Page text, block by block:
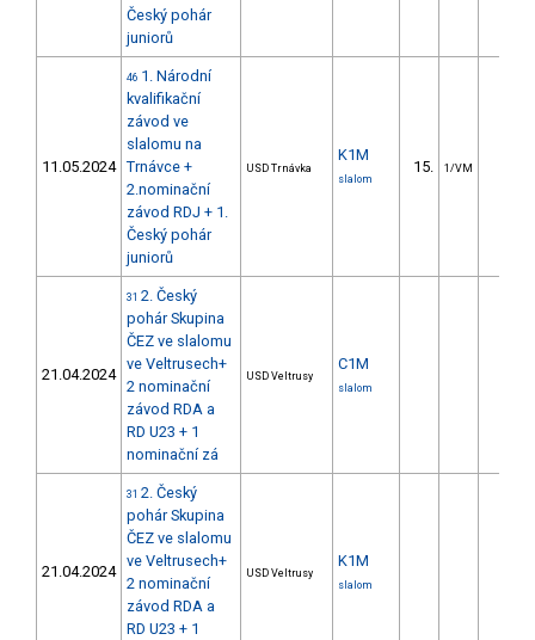
Český pohár
juniorů
11.05.2024
46 1. Národní
kvalifikační
závod ve
slalomu na
Trnávce +
2.nominační
závod RDJ + 1.
Český pohár
juniorů
USD Trnávka
K1M
slalom
15. 1/VM
21.04.2024
31 2. Český
pohár Skupina
ČEZ ve slalomu
ve Veltrusech+
2 nominační
závod RDA a
RD U23 + 1
nominační zá
USD Veltrusy
C1M
slalom
21.04.2024
31 2. Český
pohár Skupina
ČEZ ve slalomu
ve Veltrusech+
2 nominační
závod RDA a
RD U23 + 1
USD Veltrusy
K1M
slalom